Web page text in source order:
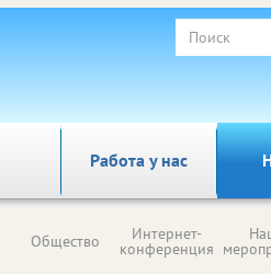
Работа у нас
Общество Интернет-
конференция